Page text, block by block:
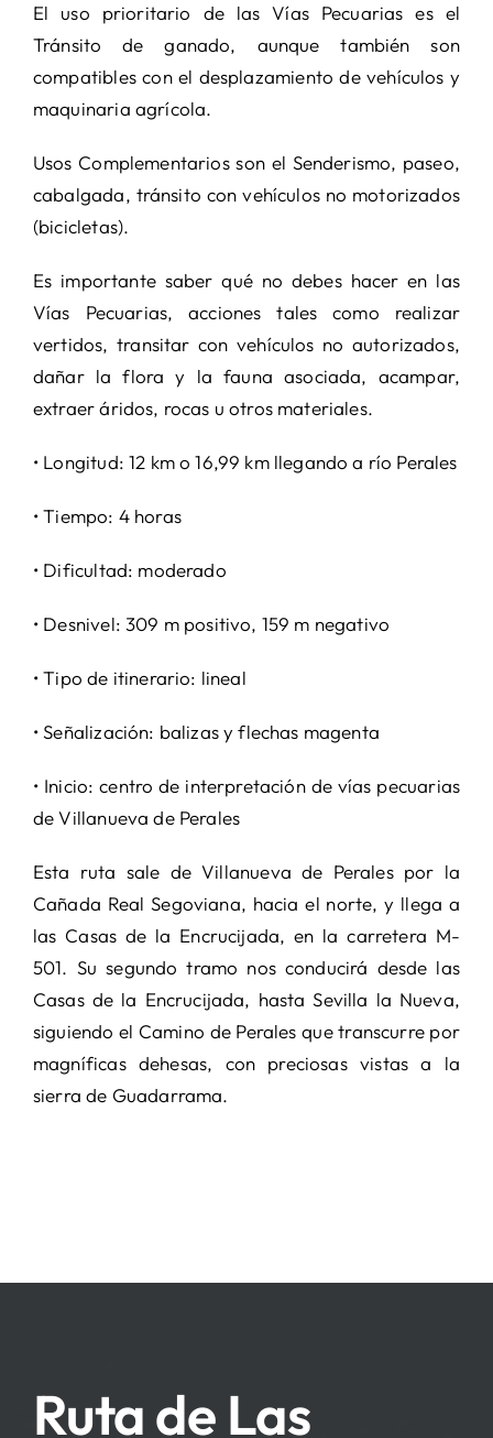
El uso prioritario de las Vías Pecuarias es el
Tránsito de ganado, aunque también son
compatibles con el desplazamiento de vehículos y
maquinaria agrícola.
Usos Complementarios son el Senderismo, paseo,
cabalgada, tránsito con vehículos no motorizados
(bicicletas).
Es importante saber qué no debes hacer en las
Vías Pecuarias, acciones tales como realizar
vertidos, transitar con vehículos no autorizados,
dañar la flora y la fauna asociada, acampar,
extraer áridos, rocas u otros materiales.
• Longitud: 12 km o 16,99 km llegando a río Perales
• Tiempo: 4 horas
• Dificultad: moderado
• Desnivel: 309 m positivo, 159 m negativo
• Tipo de itinerario: lineal
• Señalización: balizas y flechas magenta
• Inicio: centro de interpretación de vías pecuarias
de Villanueva de Perales
Esta ruta sale de Villanueva de Perales por la
Cañada Real Segoviana, hacia el norte, y llega a
las Casas de la Encrucijada, en la carretera M-
501. Su segundo tramo nos conducirá desde las
Casas de la Encrucijada, hasta Sevilla la Nueva,
siguiendo el Camino de Perales que transcurre por
magníficas dehesas, con preciosas vistas a la
sierra de Guadarrama.
Ruta de Las